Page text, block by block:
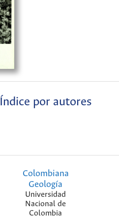
Índice por autores
Colombiana
Geología
Universidad
Nacional de
Colombia